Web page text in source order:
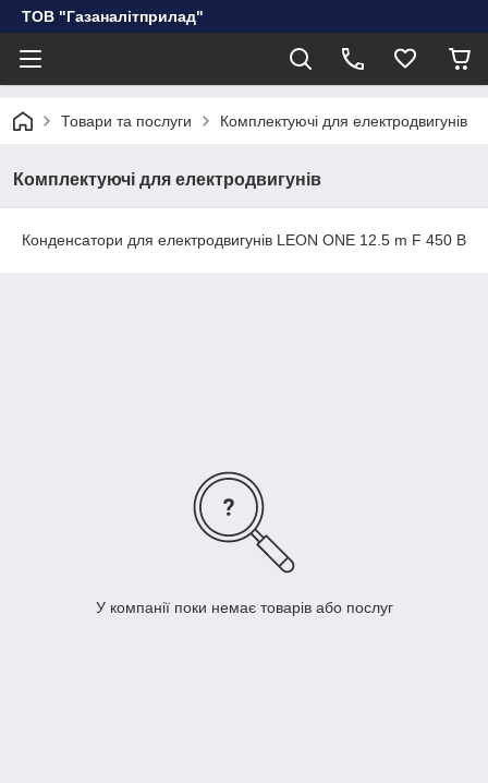
ТОВ "Газаналітприлад"
Товари та послуги Комплектуючі для електродвигунів
Комплектуючі для електродвигунів
Конденсатори для електродвигунів LEON ONE 12.5 m F 450 B
У компанії поки немає товарів або послуг